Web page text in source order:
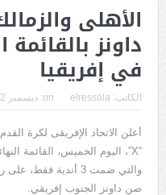
الأهلى
داونز
في إفريقيا
الكاتب: elressala
on: ديسمبر 12, 2024
أعلن الاتحاد الإفريقى لكرة
والتي ضمت 3 أندية
صن داونز الجنوب إفريقي.